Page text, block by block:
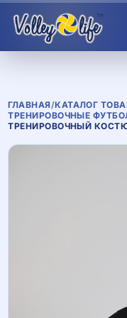
ГЛАВНАЯ/КАТАЛОГ
ТРЕНИРОВОЧНЫЕ
ТРЕНИРОВОЧНЫЙ